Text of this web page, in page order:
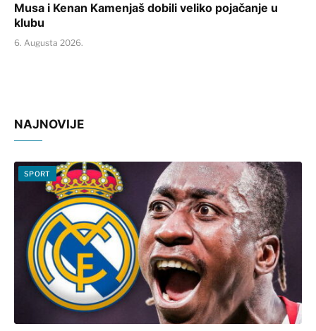
Musa i Kenan Kamenjaš dobili veliko pojačanje u
klubu
6. Augusta 2026.
NAJNOVIJE
SPORT